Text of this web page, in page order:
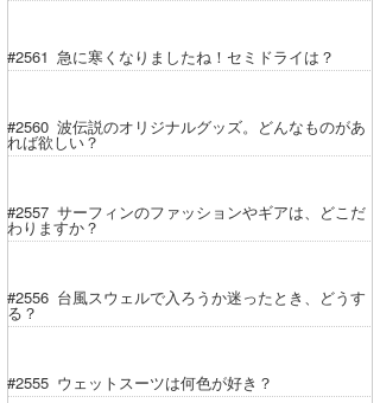
#2561 急に寒くなりましたね！セミドライは？
#2560 波伝説のオリジナルグッズ。どんなものがあ
れば欲しい？
#2557 サーフィンのファッションやギアは、どこだ
わりますか？
#2556 台風スウェルで入ろうか迷ったとき、どうす
る？
#2555 ウェットスーツは何色が好き？